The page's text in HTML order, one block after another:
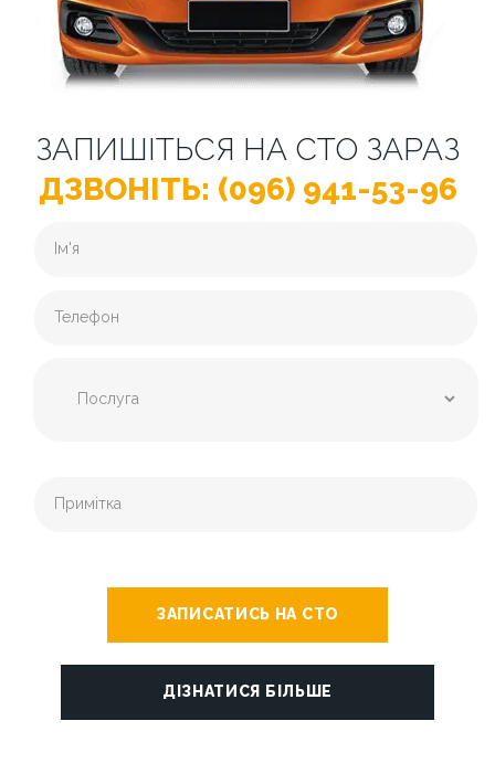
ЗАПИШІТЬСЯ НА СТО ЗАРАЗ
ДЗВОНІТЬ: (096) 941-53-96
ЗАПИСАТИСЬ НА СТО
ДІЗНАТИСЯ БІЛЬШЕ